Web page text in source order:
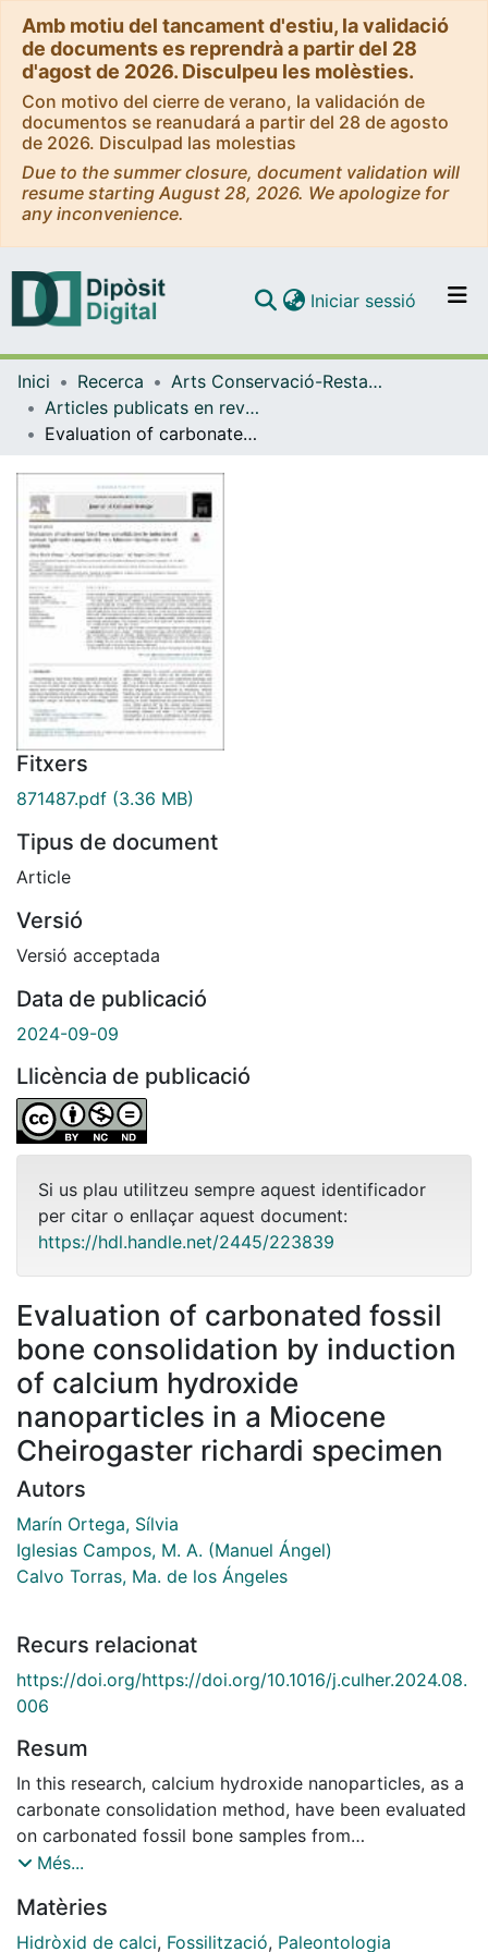
Amb motiu del tancament d'estiu, la validació
de documents es reprendrà a partir del 28
d'agost de 2026. Disculpeu les molèsties.
Con motivo del cierre de verano, la validación de
documentos se reanudará a partir del 28 de agosto
de 2026. Disculpad las molestias
Due to the summer closure, document validation will
resume starting August 28, 2026. We apologize for
any inconvenience.
Navega per tot el DD
Com publicar
Iniciar sessió (current)
Inici Recerca
Arts Conservació-Restauració
Articles publicats en revistes (Arts Conservació-Restauració)
Evaluation of carbonated fossil bone consolidation by induction of calcium hydroxide nanoparticles in a Miocene Cheirogaster richardi specimen
Fitxers
871487.pdf (3.36 MB)
Tipus de document
Article
Versió
Versió acceptada
Data de publicació
2024-09-09
Llicència de publicació
Si us plau utilitzeu sempre aquest identificador
per citar o enllaçar aquest document:
https://hdl.handle.net/2445/223839
Evaluation of carbonated fossil
bone consolidation by induction
of calcium hydroxide
nanoparticles in a Miocene
Cheirogaster richardi specimen
Autors
Marín Ortega, Sílvia
Iglesias Campos, M. A. (Manuel Ángel)
Calvo Torras, Ma. de los Ángeles
Recurs relacionat
https://doi.org/https://doi.org/10.1016/j.culher.2024.08.
006
Resum
In this research, calcium hydroxide nanoparticles, as a
carbonate consolidation method, have been evaluated
on carbonated fossil bone samples from
decontextualized
the treatment improved fossil bone surface cohesion
and mechanical strength by creating a consolidated
Més...
Matèries
Hidròxid de calci, Fossilització, Paleontologia